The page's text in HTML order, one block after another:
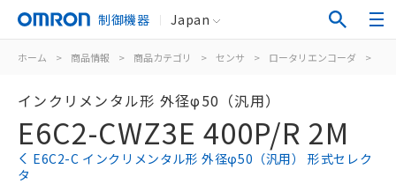
制御機器 Japan
ホーム > 商品情報 > 商品カテゴリ > センサ > ロータリエンコーダ >
インクリメンタル形 外径φ50（汎用）
E6C2-CWZ3E 400P/R 2M
E6C2-C インクリメンタル形 外径φ50（汎用） 形式セレク
タ